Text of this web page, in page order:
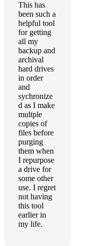
This has
been such a
helpful tool
for getting
all my
backup and
archival
hard drives
in order
and
sychronize
d as I make
multple
copies of
files before
purging
them when
I repurpose
a drive for
some other
use. I regret
not having
this tool
earlier in
my life.